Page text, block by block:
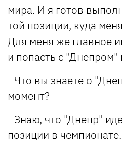
мира. И я готов
той позиции, куда
Для меня же главное
и попасть с
- Что вы знаете о
момент?
- Знаю, что "Днепр"
позиции в